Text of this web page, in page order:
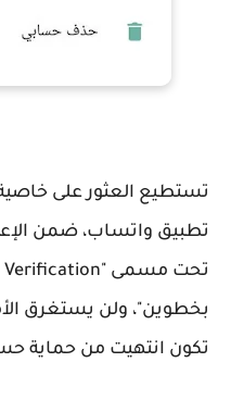
تستطيع العثور على خاصية
تطبيق واتساب، ضمن
بخطوين"، ولن يستغرق
تكون انتهيت من حماية